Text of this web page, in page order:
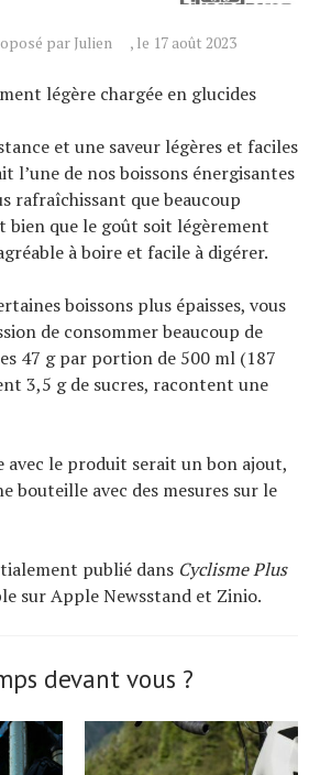
par Julien , le 17 août 2023
légère chargée en glucides
et une saveur légères et faciles
l’une de nos boissons énergisantes
rafraîchissant que beaucoup
bien que le goût soit légèrement
à boire et facile à digérer.
boissons plus épaisses, vous
de consommer beaucoup de
47 g par portion de 500 ml (187
3,5 g de sucres, racontent une
avec le produit serait un bon ajout,
bouteille avec des mesures sur le
publié dans Cyclisme Plus
sur Apple Newsstand et Zinio.
devant vous ?